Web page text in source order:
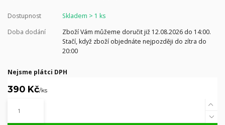
Dostupnost
Skladem > 1 ks
Doba dodání
Zboží Vám můžeme doručit již 12.08.2026 do 14:00.
Stačí, když zboží objednáte nejpozději do zítra do
20:00
Nejsme plátci DPH
390 Kč/ks